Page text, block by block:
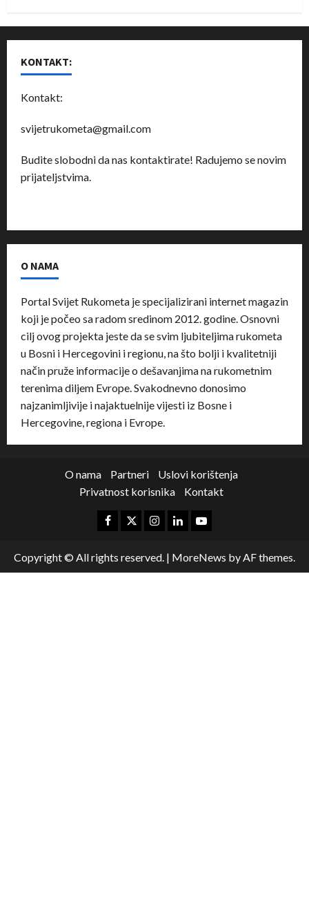
KONTAKT:
Kontakt:
svijetrukometa@gmail.com
Budite slobodni da nas kontaktirate! Radujemo se novim
prijateljstvima.
O NAMA
Portal Svijet Rukometa je specijalizirani internet magazin
koji je počeo sa radom sredinom 2012. godine. Osnovni
cilj ovog projekta jeste da se svim ljubiteljima rukometa
u Bosni i Hercegovini i regionu, na što bolji i kvalitetniji
način pruže informacije o dešavanjima na rukometnim
terenima diljem Evrope. Svakodnevno donosimo
najzanimljivije i najaktuelnije vijesti iz Bosne i
Hercegovine, regiona i Evrope.
O nama Partneri
Uslovi korištenja
Privatnost korisnika
Kontakt
Copyright © All rights reserved. | MoreNews by AF themes.